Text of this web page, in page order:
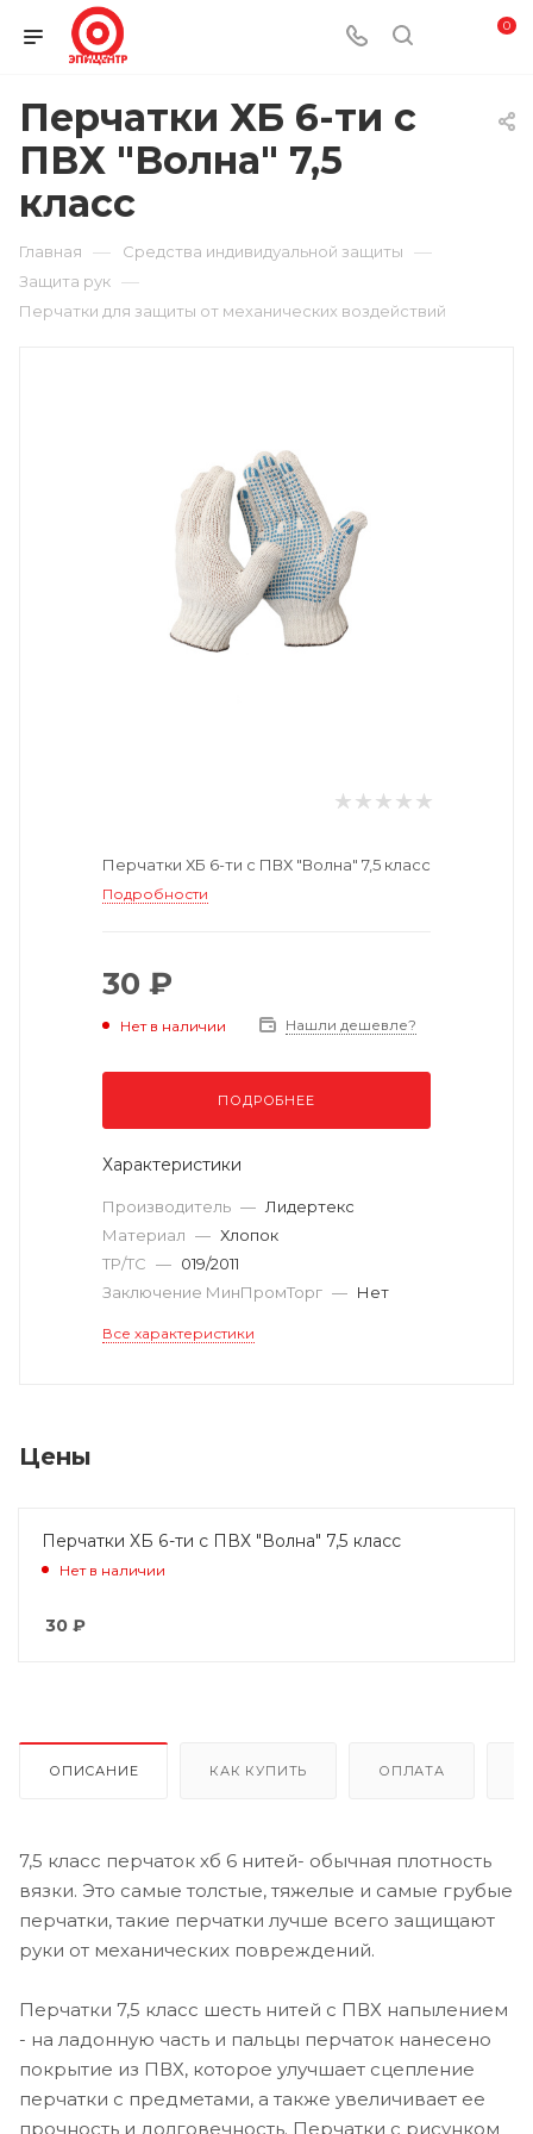
0
Перчатки ХБ 6-ти с
ПВХ "Волна" 7,5
класс
Главная — Средства индивидуальной защиты —
Защита рук —
Перчатки для защиты от механических воздействий
Перчатки ХБ 6-ти с ПВХ "Волна" 7,5 класс
Подробности
30 ₽
Нет в наличии Нашли дешевле?
ПОДРОБНЕЕ
Характеристики
Производитель — Лидертекс
Материал — Хлопок
ТР/ТС — 019/2011
Заключение МинПромТорг — Нет
Все характеристики
Цены
Перчатки ХБ 6-ти с ПВХ "Волна" 7,5 класс
Нет в наличии
30 ₽
ОПИСАНИЕ КАК КУПИТЬ ОПЛАТА
7,5 класс перчаток хб 6 нитей- обычная плотность
вязки. Это самые толстые, тяжелые и самые грубые
перчатки, такие перчатки лучше всего защищают
руки от механических повреждений.
Перчатки 7,5 класс шесть нитей с ПВХ напылением
- на ладонную часть и пальцы перчаток нанесено
покрытие из ПВХ, которое улучшает сцепление
перчатки с предметами, а также увеличивает ее
прочность и долговечность. Перчатки с рисунком